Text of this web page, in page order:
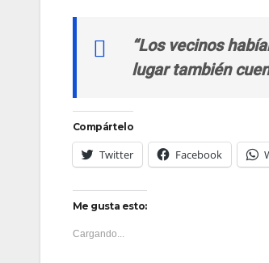
“Los vecinos
lugar también
Compártelo
Twitter Facebook
Me gusta esto:
Cargando...